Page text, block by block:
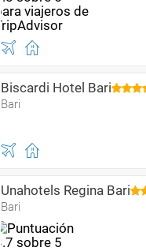
Biscardi Hotel Bari
Bari
Unahotels Regina Bari
Bari